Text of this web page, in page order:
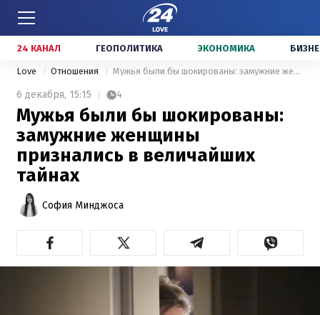
24 КАНАЛ ГЕОПОЛИТИКА ЭКОНОМИКА
Love Отношения Мужья были бы шокированы: замужние женщины признались в величайших тайнах
6 декабря, 15:15 4
Мужья были бы шокированы:
замужние женщины
признались в величайших
тайнах
София Минджоса